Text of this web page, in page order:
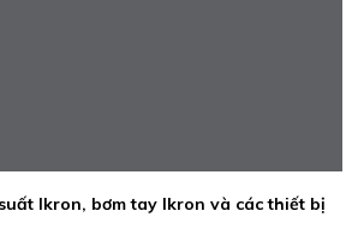
Ikron, bơm tay Ikron và các thiết bị